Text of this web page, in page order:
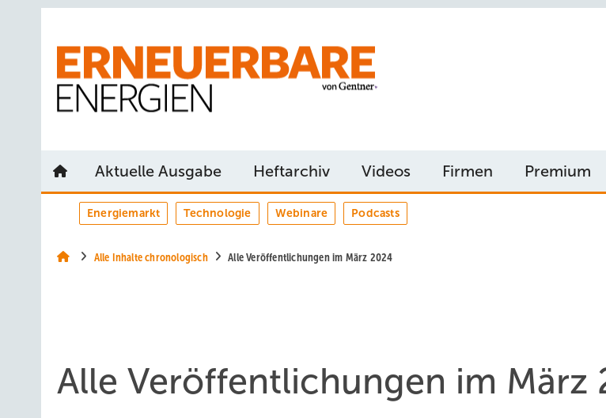
Aktuelle Ausgabe Heftarchiv Videos Firmen Premium
Energiemarkt Technologie Webinare Podcasts
Alle Inhalte chronologisch Alle Veröffentlichungen im März 2024
Alle Veröffentlichungen im März